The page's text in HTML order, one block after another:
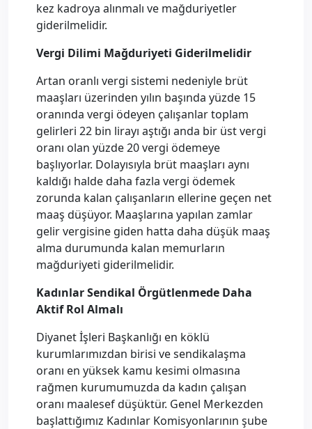
kez kadroya alınmalı ve mağduriyetler
giderilmelidir.
Vergi Dilimi Mağduriyeti Giderilmelidir
Artan oranlı vergi sistemi nedeniyle brüt
maaşları üzerinden yılın başında yüzde 15
oranında vergi ödeyen çalışanlar toplam
gelirleri 22 bin lirayı aştığı anda bir üst vergi
oranı olan yüzde 20 vergi ödemeye
başlıyorlar. Dolayısıyla brüt maaşları aynı
kaldığı halde daha fazla vergi ödemek
zorunda kalan çalışanların ellerine geçen net
maaş düşüyor. Maaşlarına yapılan zamlar
gelir vergisine giden hatta daha düşük maaş
alma durumunda kalan memurların
mağduriyeti giderilmelidir.
Kadınlar Sendikal Örgütlenmede Daha
Aktif Rol Almalı
Diyanet İşleri Başkanlığı en köklü
kurumlarımızdan birisi ve sendikalaşma
oranı en yüksek kamu kesimi olmasına
rağmen kurumumuzda da kadın çalışan
oranı maalesef düşüktür. Genel Merkezden
başlattığımız Kadınlar Komisyonlarının şube